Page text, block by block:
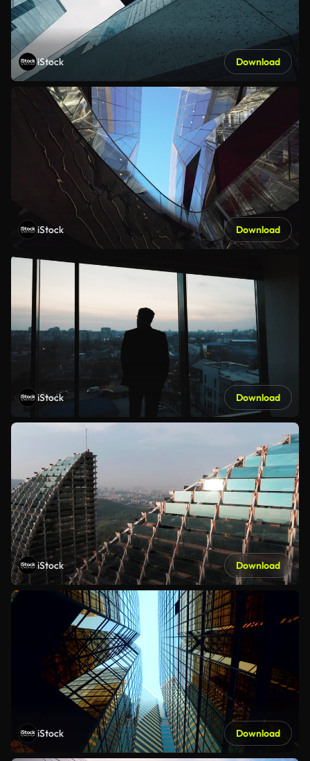
iStock Download
iStock Download
iStock Download
iStock Download
iStock Download